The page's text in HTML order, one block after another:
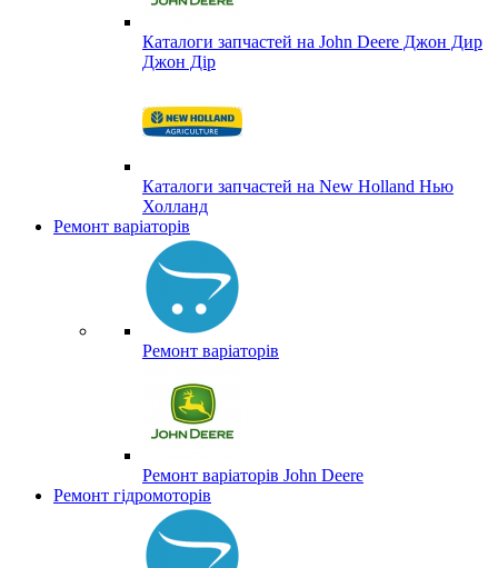
Каталоги запчастей на John Deere Джон Дир
Джон Дір
Каталоги запчастей на New Holland Нью
Холланд
Ремонт варіаторів
Ремонт варіаторів
Ремонт варіаторів John Deere
Ремонт гідромоторів